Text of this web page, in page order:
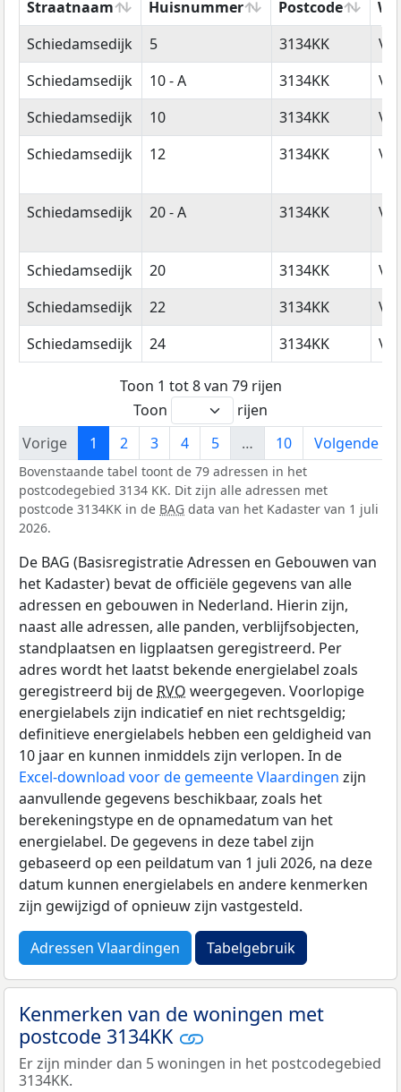
Straatnaam Huisnummer Postcode
Straatnaam
Huisnummer Postcode
Schiedamsedijk 5 3134KK
Schiedamsedijk
10 - A 3134KK
Schiedamsedijk
10 3134KK
Schiedamsedijk
12 3134KK
Schiedamsedijk 20 - A 3134KK
Schiedamsedijk 20 3134KK
Schiedamsedijk
22 3134KK
Schiedamsedijk
24 3134KK
Toon 1 tot 8 van 79 rijen
Toon
rijen
Vorige
1 2 3 4 5 … 10 Volgende
Bovenstaande tabel toont de 79 adressen in het
postcodegebied 3134 KK. Dit zijn alle adressen met
postcode 3134KK in de BAG data van het Kadaster van 1 juli
2026.
De BAG (Basisregistratie Adressen en Gebouwen van
het Kadaster) bevat de officiële gegevens van alle
adressen en gebouwen in Nederland. Hierin zijn,
naast alle adressen, alle panden, verblijfsobjecten,
standplaatsen en ligplaatsen geregistreerd. Per
adres wordt het laatst bekende energielabel zoals
geregistreerd bij de RVO weergegeven. Voorlopige
energielabels zijn indicatief en niet rechtsgeldig;
definitieve energielabels hebben een geldigheid van
10 jaar en kunnen inmiddels zijn verlopen. In de
Excel-download voor de gemeente Vlaardingen zijn
aanvullende gegevens beschikbaar, zoals het
berekeningstype en de opnamedatum van het
energielabel. De gegevens in deze tabel zijn
gebaseerd op een peildatum van 1 juli 2026, na deze
datum kunnen energielabels en andere kenmerken
zijn gewijzigd of opnieuw zijn vastgesteld.
Adressen Vlaardingen Tabelgebruik
Kenmerken van de woningen met
postcode 3134KK
Er zijn minder dan 5 woningen in het postcodegebied
3134KK.